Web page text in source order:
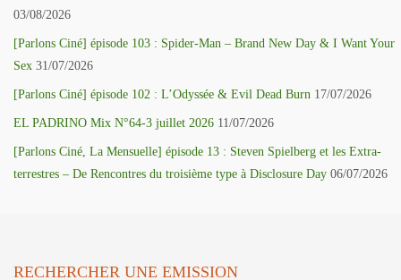
03/08/2026
[Parlons Ciné] épisode 103 : Spider-Man – Brand New Day & I Want Your
Sex 31/07/2026
[Parlons Ciné] épisode 102 : L’Odyssée & Evil Dead Burn 17/07/2026
EL PADRINO Mix N°64-3 juillet 2026 11/07/2026
[Parlons Ciné, La Mensuelle] épisode 13 : Steven Spielberg et les Extra-
terrestres – De Rencontres du troisième type à Disclosure Day 06/07/2026
RECHERCHER UNE EMISSION